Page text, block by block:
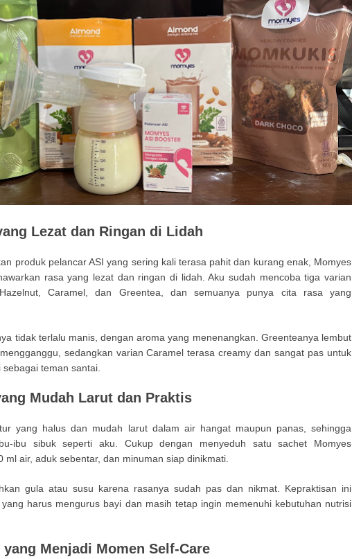
Lezat dan Ringan di Lidah
produk pelancar ASI yang sering kali terasa pahit dan kurang enak, Momyes
rasa yang lezat dan ringan di lidah. Aku sudah mencoba tiga varian
Caramel, dan Greentea, dan semuanya punya cita rasa yang
tidak terlalu manis, dengan aroma yang menenangkan. Greenteanya lembut
sedangkan varian Caramel terasa creamy dan sangat pas untuk
teman santai.
Mudah Larut dan Praktis
yang halus dan mudah larut dalam air hangat maupun panas, sehingga
ibu sibuk seperti aku. Cukup dengan menyeduh satu sachet Momyes
ml air, aduk sebentar, dan minuman siap dinikmati.
gula atau susu karena rasanya sudah pas dan nikmat. Kepraktisan ini
harus mengurus bayi dan masih tetap ingin memenuhi kebutuhan nutrisi
Menjadi Momen Self-Care